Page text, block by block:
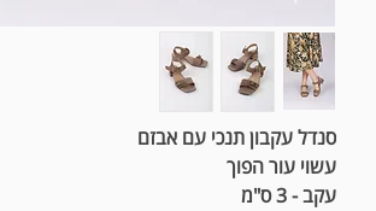
סנדל עקבון תנכי עם אבזם
עשוי עור הפוך
עקב - 3 ס"מ